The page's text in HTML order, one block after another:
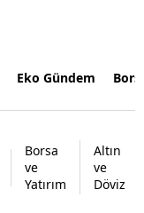
Eko Gündem
Borsa
ve
Yatırım
Altın
ve
Döviz